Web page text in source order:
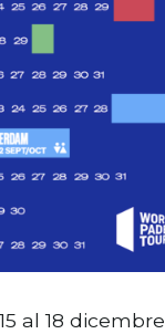
al 18 dicembre